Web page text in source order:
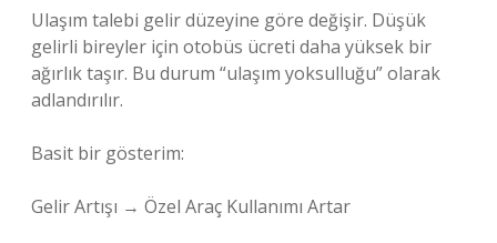
Ulaşım talebi gelir düzeyine göre değişir. Düşük
gelirli bireyler için otobüs ücreti daha yüksek bir
ağırlık taşır. Bu durum “ulaşım yoksulluğu” olarak
adlandırılır.
Basit bir gösterim:
Gelir Artışı → Özel Araç Kullanımı Artar